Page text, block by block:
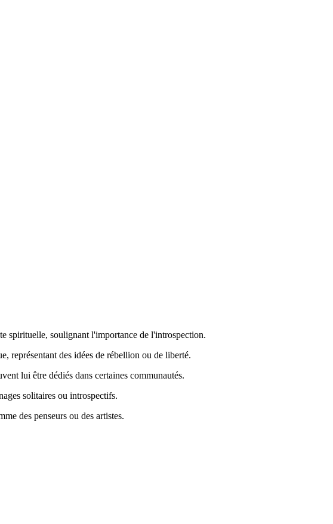
spirituelle, soulignant l'importance de l'introspection.
représentant des idées de rébellion ou de liberté.
lui être dédiés dans certaines communautés.
solitaires ou introspectifs.
des penseurs ou des artistes.